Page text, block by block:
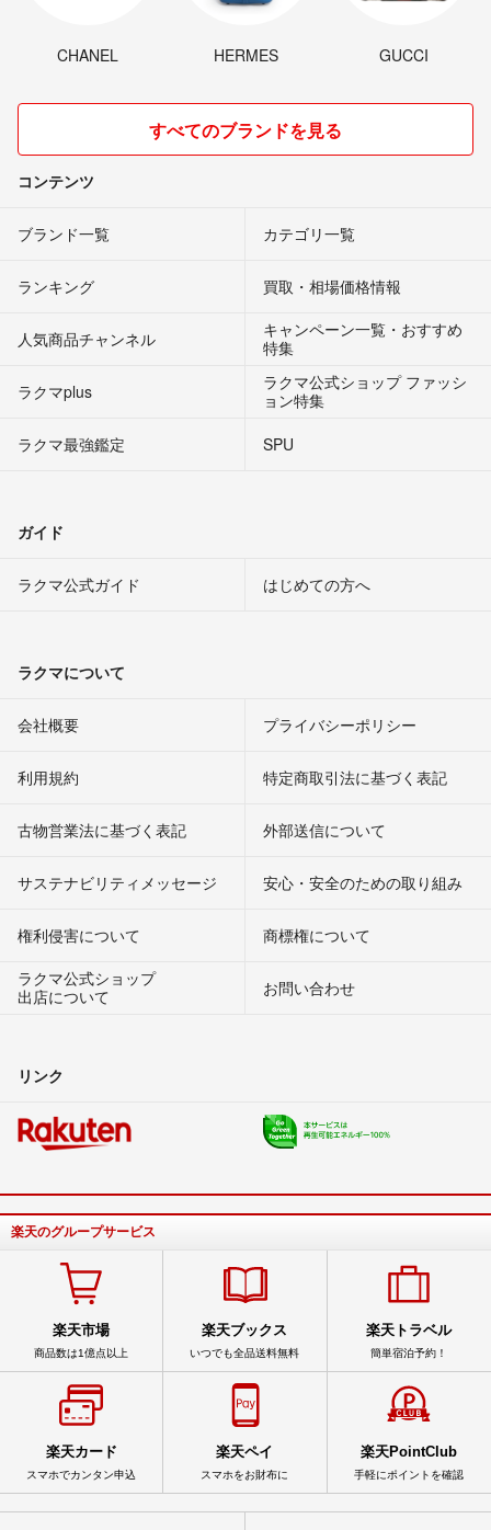
CHANEL HERMES GUCCI
すべてのブランドを見る
コンテンツ
ブランド一覧 カテゴリ一覧
ランキング 買取・相場価格情報
人気商品チャンネル
キャンペーン一覧・おすすめ
特集
ラクマplus
ラクマ公式ショップ ファッシ
ョン特集
ラクマ最強鑑定
SPU
ガイド
ラクマ公式ガイド はじめての方へ
ラクマについて
会社概要 プライバシーポリシー
利用規約 特定商取引法に基づく表記
古物営業法に基づく表記 外部送信について
サステナビリティメッセージ 安心・安全のための取り組み
権利侵害について
商標権について
ラクマ公式ショップ
出店について
お問い合わせ
リンク
楽天のグループサービス
楽天市場
商品数は1億点以上
楽天ブックス
いつでも全品送料無料
楽天トラベル
簡単宿泊予約！
楽天カード
スマホでカンタン申込
楽天ペイ
スマホをお財布に
楽天PointClub
手軽にポイントを確認